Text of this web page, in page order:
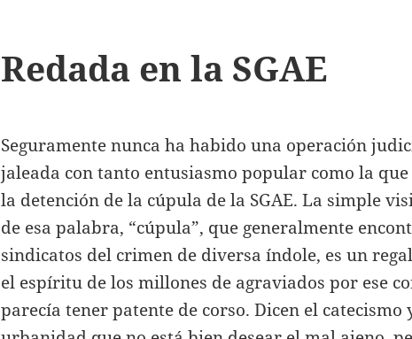
Redada en la SGAE
Seguramente nunca ha habido una operación
jaleada con tanto entusiasmo popular como la que
la detención de la cúpula de la SGAE. La simple
de esa palabra, “cúpula”, que generalmente
sindicatos del crimen de diversa índole, es un
el espíritu de los millones de agraviados por ese
parecía tener patente de corso. Dicen el catecismo